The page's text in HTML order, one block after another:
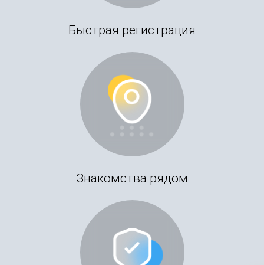
Быстрая регистрация
Знакомства рядом